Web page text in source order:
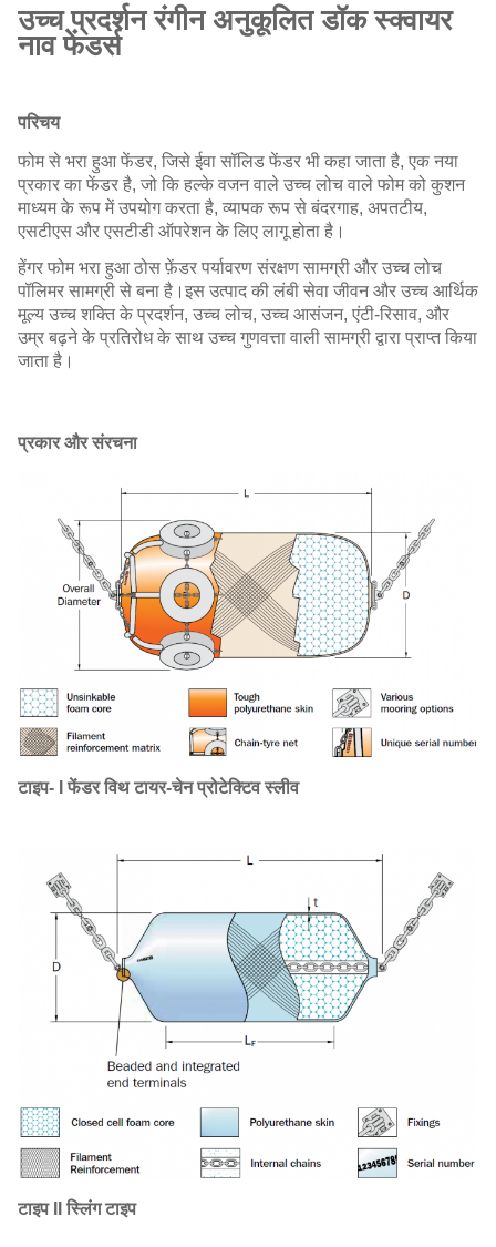
उच्च प्रदर्शन रंगीन अनुकूलित डॉक स्क्वायर
नाव फेंडर्स
परिचय
फोम से भरा हुआ फेंडर, जिसे ईवा सॉलिड फेंडर भी कहा जाता है, एक नया
प्रकार का फेंडर है, जो कि हल्के वजन वाले उच्च लोच वाले फोम को कुशन
माध्यम के रूप में उपयोग करता है, व्यापक रूप से बंदरगाह, अपतटीय,
एसटीएस और एसटीडी ऑपरेशन के लिए लागू होता है।
हेंगर फोम भरा हुआ ठोस फ़ेंडर पर्यावरण संरक्षण सामग्री और उच्च लोच
पॉलिमर सामग्री से बना है।इस उत्पाद की लंबी सेवा जीवन और उच्च आर्थिक
मूल्य उच्च शक्ति के प्रदर्शन, उच्च लोच, उच्च आसंजन, एंटी-रिसाव, और
उम्र बढ़ने के प्रतिरोध के साथ उच्च गुणवत्ता वाली सामग्री द्वारा प्राप्त किया
जाता है।
प्रकार और संरचना
टाइप- I फेंडर विथ टायर-चेन प्रोटेक्टिव स्लीव
टाइप II स्लिंग टाइप